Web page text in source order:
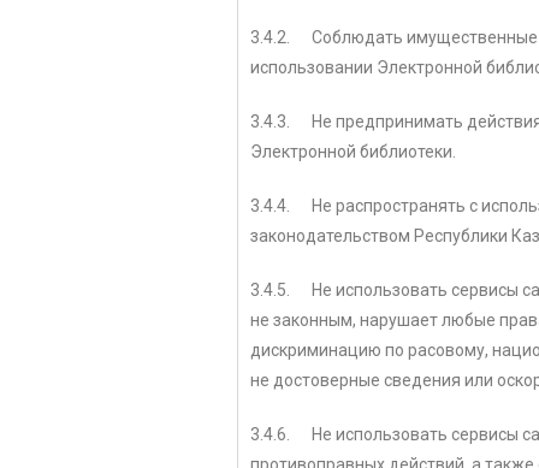
3.4.2. Соблюдать имущественные
использовании Электронной
3.4.3. Не предпринимать
Электронной библиотеки.
3.4.4. Не распространять с
законодательством Республики
3.4.5. Не использовать сервисы
не законным, нарушает любые
дискриминацию по расовому,
не достоверные сведения или
3.4.6. Не использовать сервисы
противоправных действий, а